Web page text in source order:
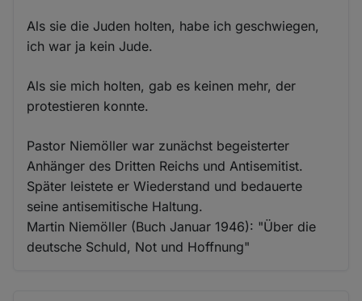
Als sie die Juden holten, habe ich geschwiegen,
ich war ja kein Jude.
Als sie mich holten, gab es keinen mehr, der
protestieren konnte.
Pastor Niemöller war zunächst begeisterter
Anhänger des Dritten Reichs und Antisemitist.
Später leistete er Wiederstand und bedauerte
seine antisemitische Haltung.
Martin Niemöller (Buch Januar 1946): "Über die
deutsche Schuld, Not und Hoffnung"